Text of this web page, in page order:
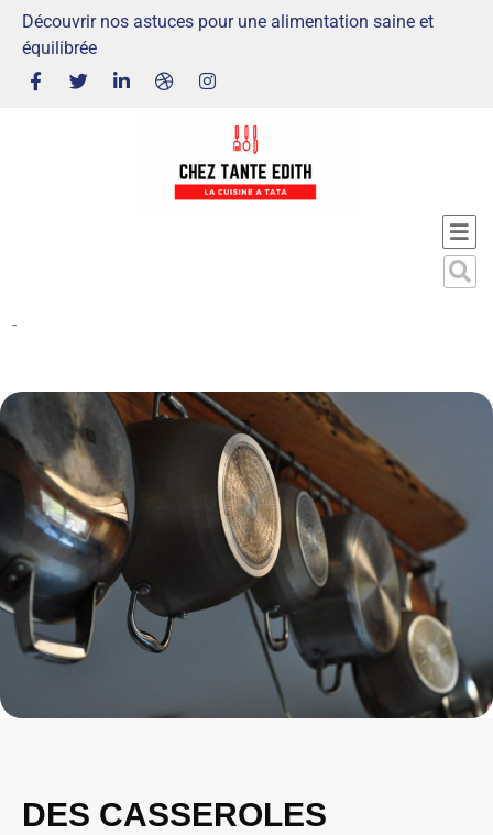
Découvrir nos astuces pour une alimentation saine et
équilibrée
-
DES CASSEROLES